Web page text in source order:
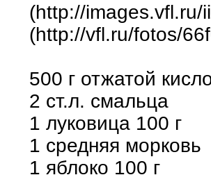
(http://
(http://vfl.ru/fotos/
500 г отжатой
2 ст.л. смальца
1 луковица 100 г
1 средняя морковь
1 яблоко 100 г